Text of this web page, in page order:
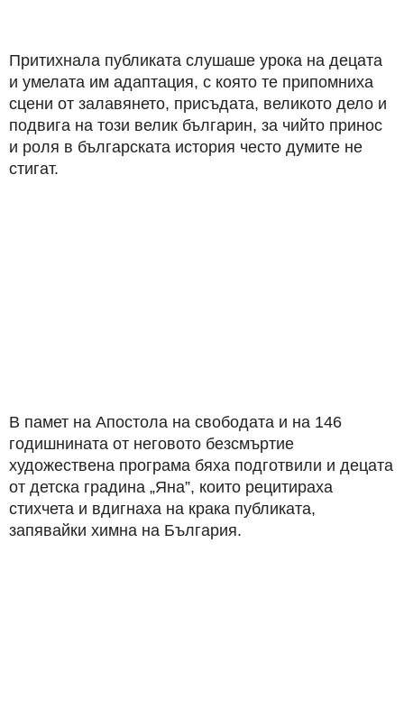
Притихнала публиката слушаше урока на децата
и умелата им адаптация, с която те припомниха
сцени от залавянето, присъдата, великото дело и
подвига на този велик българин, за чийто принос
и роля в българската история често думите не
стигат.
В памет на Апостола на свободата и на 146
годишнината от неговото безсмъртие
художествена програма бяха подготвили и децата
от детска градина „Яна”, които рецитираха
стихчета и вдигнаха на крака публиката,
запявайки химна на България.